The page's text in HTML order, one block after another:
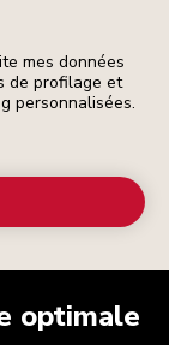
mes données
de profilage et
personnalisées.
optimale